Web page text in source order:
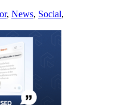
, News, Social,